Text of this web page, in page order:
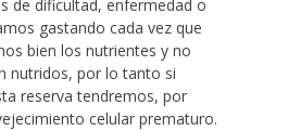
de dificultad, enfermedad o
gastando cada vez que
bien los nutrientes y no
nutridos, por lo tanto si
reserva tendremos, por
celular prematuro.